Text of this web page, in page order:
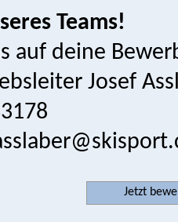
Teams!
auf deine
Josef
Jetzt